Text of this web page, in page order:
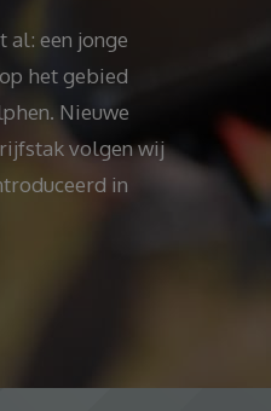
al: een jonge
het gebied
Nieuwe
volgen wij
in